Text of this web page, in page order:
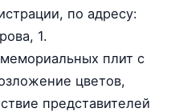
по адресу:
1.
плит с
цветов,
представителей